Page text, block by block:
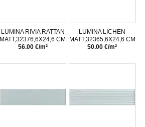
LUMINA RIVIA RATTAN
MATT,32376,6X24,6 CM
56.00 €/m²
LUMINA LICHEN
MATT,32365,6X24,6 CM
50.00 €/m²